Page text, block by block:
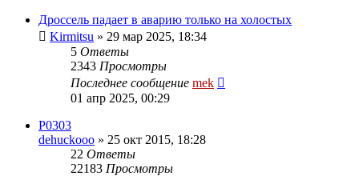
Дроссель падает в аварию только на холостых
Kirmitsu » 29 мар 2025, 18:34
5 Ответы
2343 Просмотры
Последнее сообщение mek
01 апр 2025, 00:29
P0303
dehuckooo » 25 окт 2015, 18:28
22 Ответы
22183 Просмотры